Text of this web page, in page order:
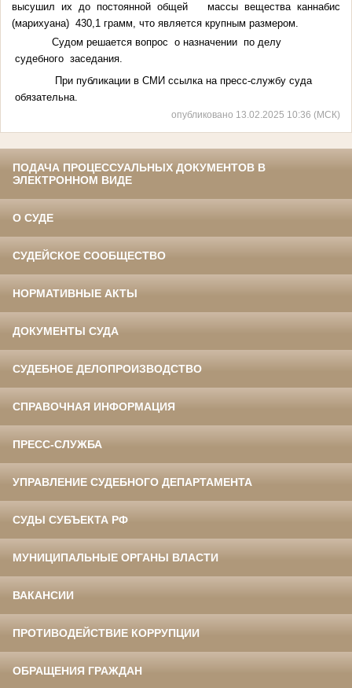
высушил их до постоянной общей
массы вещества каннабис
(марихуана) 430,1 грамм, что является крупным размером.
Судом решается вопрос о назначении по делу
судебного заседания.
При публикации в СМИ ссылка на пресс-службу суда
обязательна.
опубликовано 13.02.2025 10:36 (МСК)
ПОДАЧА ПРОЦЕССУАЛЬНЫХ ДОКУМЕНТОВ В
ЭЛЕКТРОННОМ ВИДЕ
О СУДЕ
СУДЕЙСКОЕ СООБЩЕСТВО
НОРМАТИВНЫЕ АКТЫ
ДОКУМЕНТЫ СУДА
СУДЕБНОЕ ДЕЛОПРОИЗВОДСТВО
СПРАВОЧНАЯ ИНФОРМАЦИЯ
ПРЕСС-СЛУЖБА
УПРАВЛЕНИЕ СУДЕБНОГО ДЕПАРТАМЕНТА
СУДЫ СУБЪЕКТА РФ
МУНИЦИПАЛЬНЫЕ ОРГАНЫ ВЛАСТИ
ВАКАНСИИ
ПРОТИВОДЕЙСТВИЕ КОРРУПЦИИ
ОБРАЩЕНИЯ ГРАЖДАН